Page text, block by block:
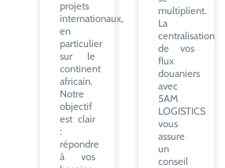
projets
internationaux,
en
particulier
sur le
continent
africain.
Notre
objectif
est clair
:
répondre
à vos
multiplient.
La
centralisation
de vos
flux
douaniers
avec
5AM
LOGISTICS
vous
assure
un
conseil